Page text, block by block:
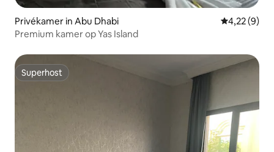
Privékamer in Abu Dhabi
4,22 (9)
Premium kamer op Yas Island
Superhost
Superhost